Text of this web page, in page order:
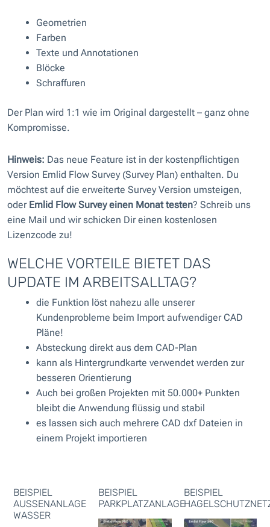
Geometrien
Farben
Texte und Annotationen
Blöcke
Schraffuren
Der Plan wird 1:1 wie im Original dargestellt – ganz ohne
Kompromisse.
Hinweis: Das neue Feature ist in der kostenpflichtigen
Version Emlid Flow Survey (Survey Plan) enthalten. Du
möchtest auf die erweiterte Survey Version umsteigen,
oder Emlid Flow Survey einen Monat testen? Schreib uns
eine Mail und wir schicken Dir einen kostenlosen
Lizenzcode zu!
WELCHE VORTEILE BIETET DAS
UPDATE IM ARBEITSALLTAG?
die Funktion löst nahezu alle unserer
Kundenprobleme beim Import aufwendiger CAD
Pläne!
Absteckung direkt aus dem CAD-Plan
kann als Hintergrundkarte verwendet werden zur
besseren Orientierung
Auch bei großen Projekten mit 50.000+ Punkten
bleibt die Anwendung flüssig und stabil
es lassen sich auch mehrere CAD dxf Dateien in
einem Projekt importieren
BEISPIEL
AUSSENANLAGE W
ASSER
BEISPIEL
PARKPLATZANLAGE
BEISPIEL